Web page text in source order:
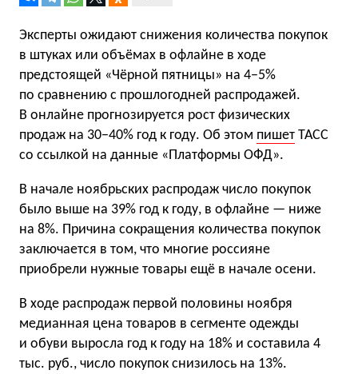
Эксперты ожидают снижения количества покупок
в штуках или объёмах в офлайне в ходе
предстоящей «Чёрной пятницы» на 4−5%
по сравнению с прошлогодней распродажей.
В онлайне прогнозируется рост физических
продаж на 30−40% год к году. Об этом пишет ТАСС
со ссылкой на данные «Платформы ОФД».
В начале ноябрьских распродаж число покупок
было выше на 39% год к году, в офлайне — ниже
на 8%. Причина сокращения количества покупок
заключается в том, что многие россияне
приобрели нужные товары ещё в начале осени.
В ходе распродаж первой половины ноября
медианная цена товаров в сегменте одежды
и обуви выросла год к году на 18% и составила 4
тыс. руб., число покупок снизилось на 13%.